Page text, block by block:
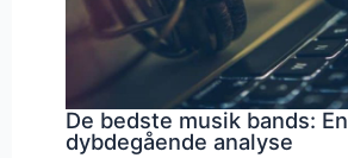
De bedste musik bands: En
dybdegående analyse